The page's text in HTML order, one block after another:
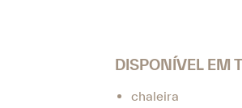
DISPONÍVEL EM
chaleira